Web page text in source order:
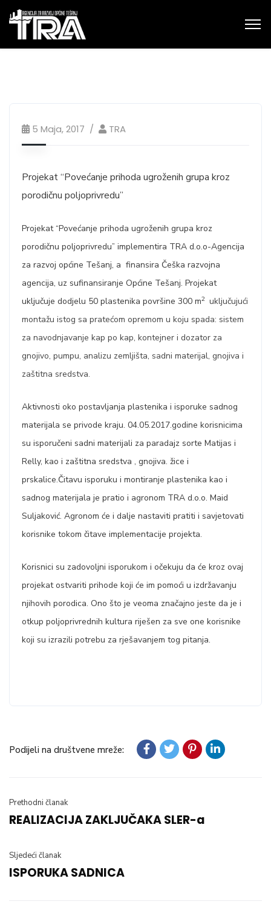
5 Maja, 2017 TRA
Projekat “Povećanje prihoda ugroženih grupa kroz
porodičnu poljoprivredu”
Projekat “Povećanje prihoda ugroženih grupa kroz
porodičnu poljoprivredu” implementira TRA d.o.o-Agencija
za razvoj općine Tešanj, a finansira Češka razvojna
agencija, uz sufinansiranje Općine Tešanj. Projekat
uključuje dodjelu 50 plastenika površine 300 m2 uključujući
montažu istog sa pratećom opremom u koju spada: sistem
za navodnjavanje kap po kap, kontejner i dozator za
gnojivo, pumpu, analizu zemljišta, sadni materijal, gnojiva i
zaštitna sredstva.
Aktivnosti oko postavljanja plastenika i isporuke sadnog
materijala se privode kraju. 04.05.2017.godine korisnicima
su isporučeni sadni materijali za paradajz sorte Matijas i
Relly, kao i zaštitna sredstva , gnojiva. žice i
prskalice.Čitavu isporuku i montiranje plastenika kao i
sadnog materijala je pratio i agronom TRA d.o.o. Maid
Suljaković. Agronom će i dalje nastaviti pratiti i savjetovati
korisnike tokom čitave implementacije projekta.
Korisnici su zadovoljni isporukom i očekuju da će kroz ovaj
projekat ostvariti prihode koji će im pomoći u izdržavanju
njihovih porodica. Ono što je veoma značajno jeste da je i
otkup poljoprivrednih kultura riješen za sve one korisnike
koji su izrazili potrebu za rješavanjem tog pitanja.
Podijeli na društvene mreže:
Prethodni članak
REALIZACIJA ZAKLJUČAKA SLER-a
Sljedeći članak
ISPORUKA SADNICA